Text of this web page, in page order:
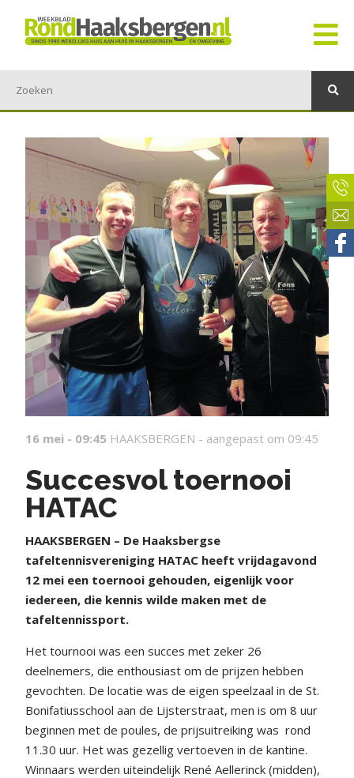
16 mei - 09:45 HAAKSBERGEN - aangepast om 09:45
Succesvol toernooi
HATAC
HAAKSBERGEN – De Haaksbergse
tafeltennisvereniging HATAC heeft vrijdagavond
12 mei een toernooi gehouden, eigenlijk voor
iedereen, die kennis wilde maken met de
tafeltennissport.
Het tournooi was een succes met zeker 26
deelnemers, die enthousiast om de prijzen hebben
gevochten. De locatie was de eigen speelzaal in de St.
Bonifatiusschool aan de Lijsterstraat, men is om 8 uur
beginnen met de poules, de prijsuitreiking was rond
11.30 uur. Het was gezellig vertoeven in de kantine.
Winnaars werden uiteindelijk René Aellerinck (midden),